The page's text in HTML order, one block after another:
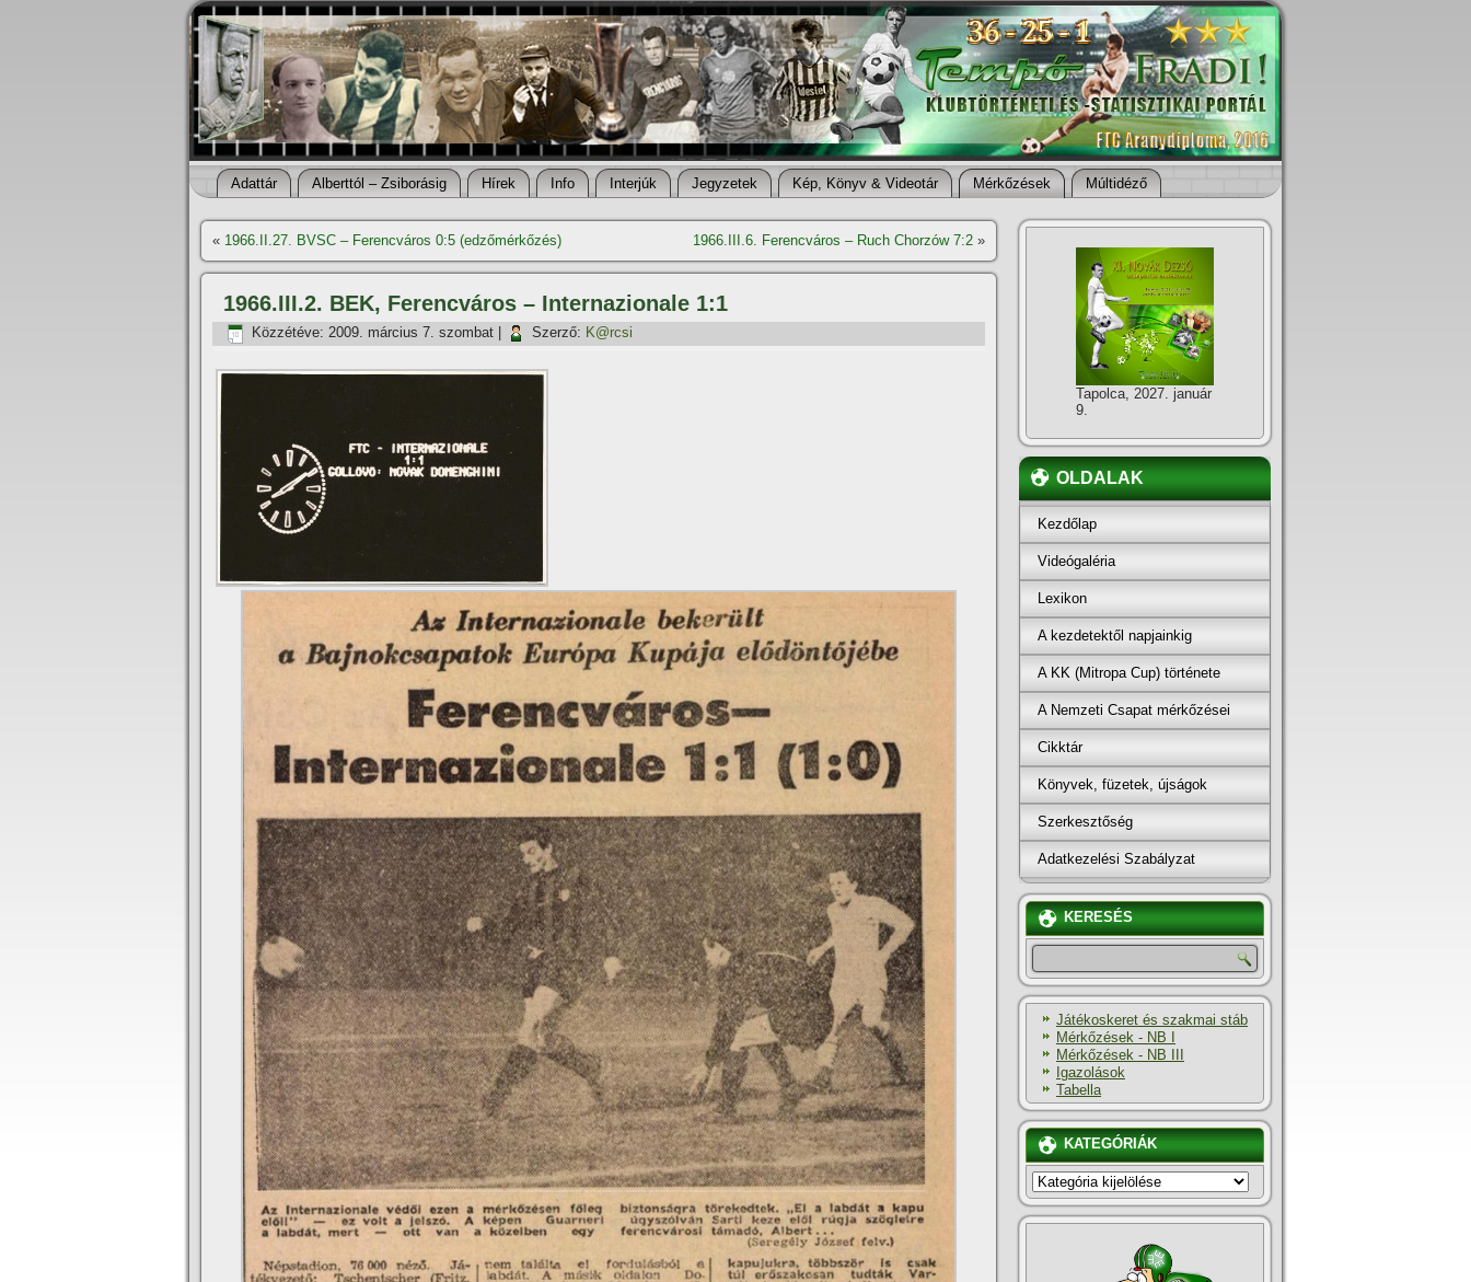
Adattár Alberttól – Zsiborásig Hí­rek Info Interjúk Jegyzetek Kép, Könyv & Videotár Mérkőzések Múltidéző
« 1966.II.27. BVSC – Ferencváros 0:5 (edzőmérkőzés) 1966.III.6. Ferencváros – Ruch Chorzów 7:2 »
1966.III.2. BEK, Ferencváros – Internazionale 1:1
Közzétéve: 2009. március 7. szombat Szerző: K@rcsi
Tapolca, 2027. január
9.
OLDALAK
Kezdőlap
Videógaléria
Lexikon
A kezdetektől napjainkig
A KK (Mitropa Cup) története
A Nemzeti Csapat mérkőzései
Cikktár
Könyvek, füzetek, újságok
Szerkesztőség
Adatkezelési Szabályzat
KERESÉS
Játékoskeret és szakmai stáb
Mérkőzések - NB I
Mérkőzések - NB III
Igazolások
Tabella
KATEGÓRIÁK
KATEGÓRIÁK